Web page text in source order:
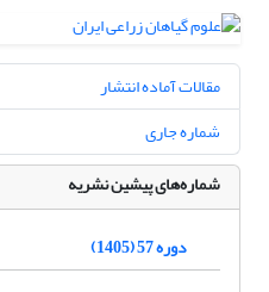
مقالات آماده انتشار
شماره جاری
شماره‌های پیشین نشریه
دوره 57 (1405)